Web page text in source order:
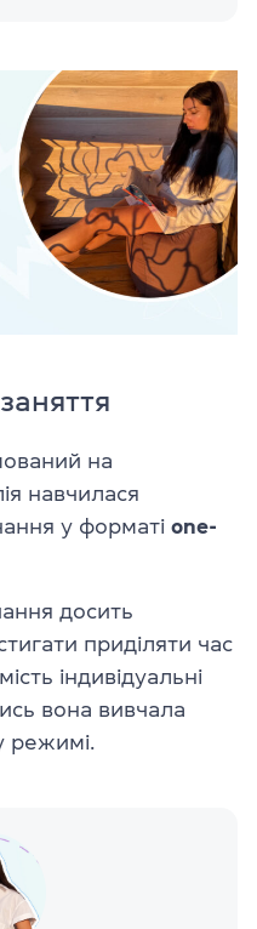
на
навчилася
у форматі one-
досить
приділяти час
індивідуальні
вона вивчала
режимі.